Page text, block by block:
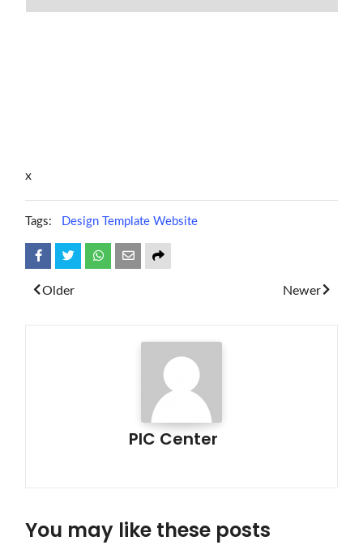
x
Tags: Design Template Website
Newer
Older
PIC Center
You may like these posts